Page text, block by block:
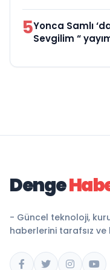
5Yonca Samlı
Sevgilim “
Denge
- Güncel teknoloji,
haberlerini tarafsız ve